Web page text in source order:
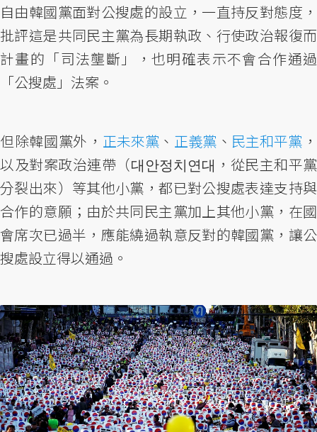
自由韓國黨面對公搜處的設立，一直持反對態度，
批評這是共同民主黨為長期執政、行使政治報復而
計畫的「司法壟斷」，也明確表示不會合作通過
「公搜處」法案。
但除韓國黨外， 正未來黨、 正義黨 、 民主和平黨 ，
以及對案政治連帶（대안정치연대，從民主和平黨
分裂出來）等其他小黨，都已對公搜處表達支持與
合作的意願；由於共同民主黨加上其他小黨，在國
會席次已過半，應能繞過執意反對的韓國黨，讓公
搜處設立得以通過。